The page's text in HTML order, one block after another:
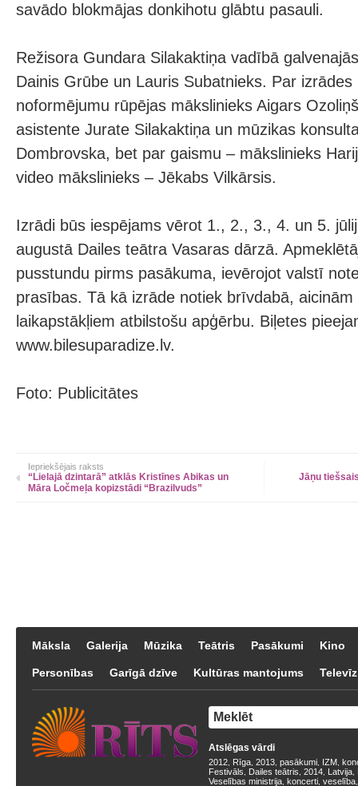
savādo blokmājas donkihotu glābtu pasauli.
Režisora Gundara Silakaktiņa vadībā
Dainis Grūbe un Lauris Subatnieks. Par izrādes
noformējumu rūpējas mākslinieks Aigars
asistente Jurate Silakaktiņa un mūzikas
Dombrovska, bet par gaismu – mākslinieks
video mākslinieks – Jēkabs Vilkārsis.
Izrādi būs iespējams vērot 1., 2., 3., 4. un 5.
augustā Dailes teātra Vasaras dārzā.
pusstundu pirms pasākuma, ievērojot valstī
prasības. Tā kā izrāde notiek brīvdabā, aicinām
laikapstākļiem atbilstošu apģērbu. Biļetes
www.bilesuparadize.lv.
Foto: Publicitātes
Iepriekšējais raksts
“Lielajā dzintarā” atklās Kristīnes Abikas un
Māra Ločmeļa kopizstādi “Brazilvuds”
Jāņu
Māksla Galerija Mūzika Teātris Pasākumi Kino
Personības Garīgā dzīve Kultūras mantojums
Atslēgas vārdi
2012 Rīga 2013 pasākumi IZM
Festivāls
Dailes teātris 2014 Latvija
Veselības ministrija koncerti veselība